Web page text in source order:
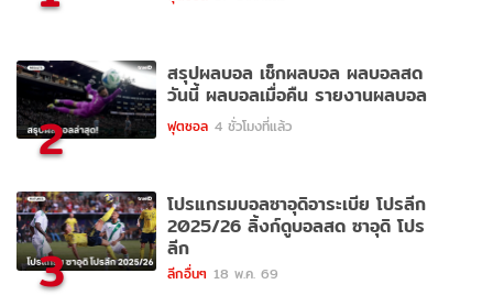
2
สรุปผลบอล เช็กผลบอล ผลบอลสด
วันนี้ ผลบอลเมื่อคืน รายงานผลบอล
ฟุตซอล 4 ชั่วโมงที่แล้ว
3
โปรแกรมบอลซาอุดิอาระเบีย โปรลีก
2025/26 ลิ้งก์ดูบอลสด ซาอุดิ โปร
ลีก
ลีกอื่นๆ 18 พ.ค. 69